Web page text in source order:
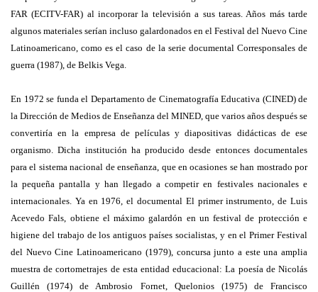
FAR (ECITV-FAR) al incorporar la televisión a sus tareas. Años más tarde
algunos materiales serían incluso galardonados en el Festival del Nuevo Cine
Latinoamericano, como es el caso de la serie documental Corresponsales de
guerra (1987), de Belkis Vega.
En 1972 se funda el Departamento de Cinematografía Educativa (CINED) de
la Dirección de Medios de Enseñanza del MINED, que varios años después se
convertiría en la empresa de películas y diapositivas didácticas de ese
organismo. Dicha institución ha producido desde entonces documentales
para el sistema nacional de enseñanza, que en ocasiones se han mostrado por
la pequeña pantalla y han llegado a competir en festivales nacionales e
internacionales. Ya en 1976, el documental El primer instrumento, de Luis
Acevedo Fals, obtiene el máximo galardón en un festival de protección e
higiene del trabajo de los antiguos países socialistas, y en el Primer Festival
del Nuevo Cine Latinoamericano (1979), concursa junto a este una amplia
muestra de cortometrajes de esta entidad educacional: La poesía de Nicolás
Guillén (1974) de Ambrosio Fornet, Quelonios (1975) de Francisco